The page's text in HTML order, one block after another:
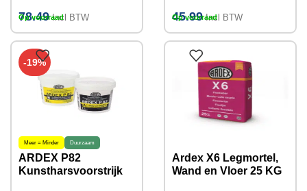
25kg
78.49 Incl BTW
Op voorraad 45.99 Incl BTW
Op voorraad
-19%
Meer = Minder Duurzaam
ARDEX P82
Kunstharsvoorstrijk
Ardex X6 Legmortel,
Wand en Vloer 25 KG